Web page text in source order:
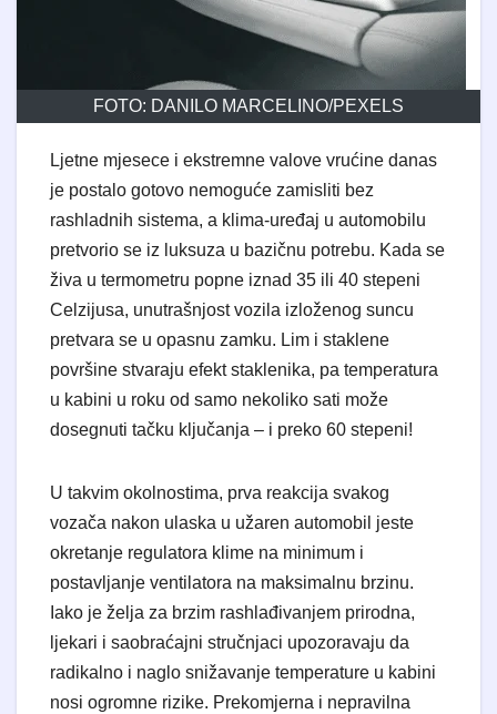
FOTO: DANILO MARCELINO/PEXELS
Ljetne mjesece i ekstremne valove vrućine danas
je postalo gotovo nemoguće zamisliti bez
rashladnih sistema, a klima-uređaj u automobilu
pretvorio se iz luksuza u bazičnu potrebu. Kada se
živa u termometru popne iznad 35 ili 40 stepeni
Celzijusa, unutrašnjost vozila izloženog suncu
pretvara se u opasnu zamku. Lim i staklene
površine stvaraju efekt staklenika, pa temperatura
u kabini u roku od samo nekoliko sati može
dosegnuti tačku ključanja – i preko 60 stepeni!
U takvim okolnostima, prva reakcija svakog
vozača nakon ulaska u užaren automobil jeste
okretanje regulatora klime na minimum i
postavljanje ventilatora na maksimalnu brzinu.
Iako je želja za brzim rashlađivanjem prirodna,
ljekari i saobraćajni stručnjaci upozoravaju da
radikalno i naglo snižavanje temperature u kabini
nosi ogromne rizike. Prekomjerna i nepravilna